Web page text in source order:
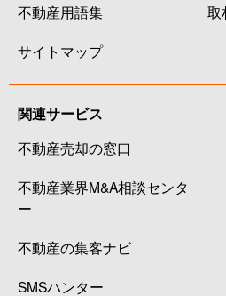
不動産用語集
サイトマップ
取
関連サービス
不動産売却の窓口
不動産業界M&A相談センタ
ー
不動産の集客ナビ
SMSハンター